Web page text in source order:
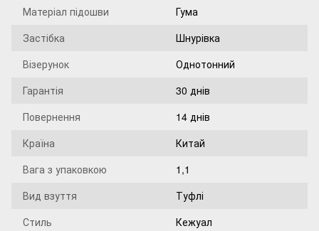
Матеріал підошви
Гума
Застібка
Шнурівка
Візерунок
Однотонний
Гарантія
30 днів
Повернення
14 днів
Країна
Китай
Вага з упаковкою
1,1
Вид взуття
Туфлі
Стиль
Кежуал